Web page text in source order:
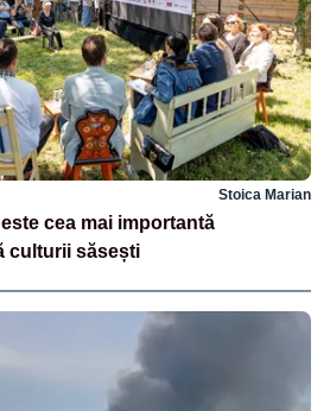
Stoica Marian
cea mai importantă
culturii săsești